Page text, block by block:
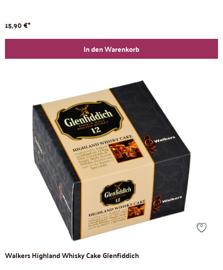
15,90 €*
In den Warenkorb
Walkers Highland Whisky Cake Glenfiddich